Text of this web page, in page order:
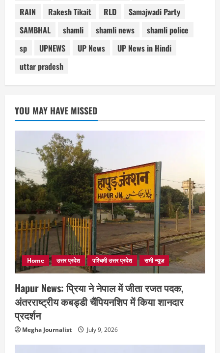
RAIN
Rakesh Tikait RLD
Samajwadi Party
SAMBHAL
shamli shamli news
shamli police
sp
UPNEWS UP News
UP News in Hindi
uttar pradesh
YOU MAY HAVE MISSED
Home उत्तर प्रदेश पश्चिमी उत्तर प्रदेश सभी न्यूज़
Hapur News: प्रिया ने नेपाल में जीता रजत पदक,
अंतरराष्ट्रीय कबड्डी चैंपियनशिप में किया शानदार
प्रदर्शन
Megha Journalist July 9, 2026